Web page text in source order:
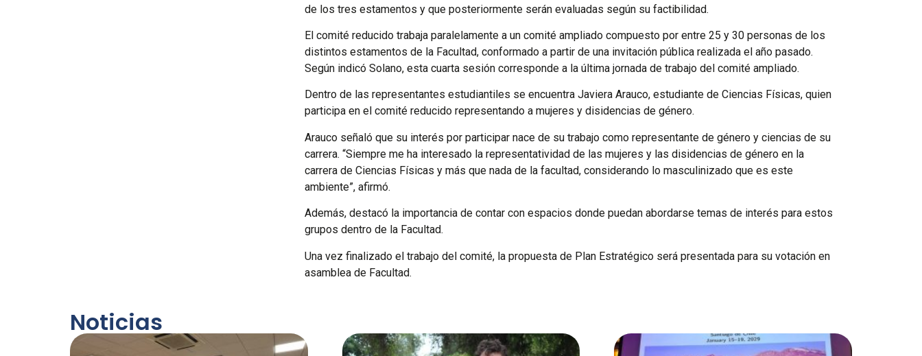
de los tres estamentos y que posteriormente serán evaluadas según su factibilidad.
El comité reducido trabaja paralelamente a un comité ampliado compuesto por entre 25 y 30 personas de los
distintos estamentos de la Facultad, conformado a partir de una invitación pública realizada el año pasado.
Según indicó Solano, esta cuarta sesión corresponde a la última jornada de trabajo del comité ampliado.
Dentro de las representantes estudiantiles se encuentra Javiera Arauco, estudiante de Ciencias Físicas, quien
participa en el comité reducido representando a mujeres y disidencias de género.
Arauco señaló que su interés por participar nace de su trabajo como representante de género y ciencias de su
carrera. “Siempre me ha interesado la representatividad de las mujeres y las disidencias de género en la
carrera de Ciencias Físicas y más que nada de la facultad, considerando lo masculinizado que es este
ambiente”, afirmó.
Además, destacó la importancia de contar con espacios donde puedan abordarse temas de interés para estos
grupos dentro de la Facultad.
Una vez finalizado el trabajo del comité, la propuesta de Plan Estratégico será presentada para su votación en
asamblea de Facultad.
Noticias